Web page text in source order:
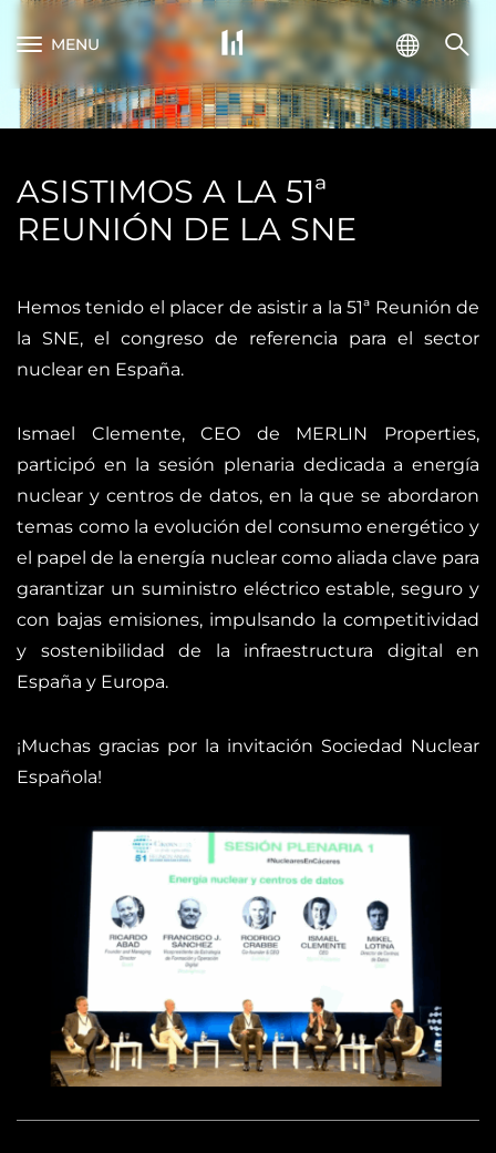
MENU
ASISTIMOS A LA 51ª
REUNIÓN DE LA SNE
Hemos tenido el placer de asistir a la 51ª Reunión de
la SNE, el congreso de referencia para el sector
nuclear en España.
Ismael Clemente, CEO de MERLIN Properties,
participó en la sesión plenaria dedicada a energía
nuclear y centros de datos, en la que se abordaron
temas como la evolución del consumo energético y
el papel de la energía nuclear como aliada clave para
garantizar un suministro eléctrico estable, seguro y
con bajas emisiones, impulsando la competitividad
y sostenibilidad de la infraestructura digital en
España y Europa.
¡Muchas gracias por la invitación Sociedad Nuclear
Española!